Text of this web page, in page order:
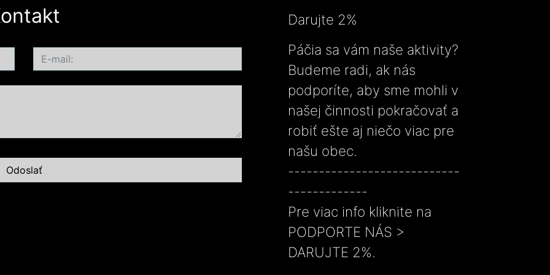
Darujte 2%
Páčia sa vám naše aktivity?
Budeme radi, ak nás
podporíte, aby sme mohli v
našej činnosti pokračovať a
robiť ešte aj niečo viac pre
našu obec.
----------------------------
-------------
Pre viac info kliknite na
PODPORTE NÁS >
DARUJTE 2%.